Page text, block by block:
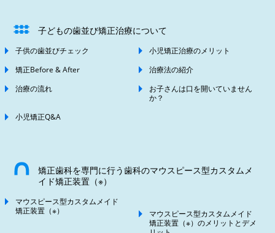
子どもの歯並び矯正治療について
子供の歯並びチェック
小児矯正治療のメリット
矯正Before & After
治療法の紹介
治療の流れ
お子さんは口を開いていません
か？
小児矯正Q&A
矯正歯科を専門に行う歯科のマウスピース型カスタムメ
イド矯正装置（※）
マウスピース型カスタムメイド
矯正装置（※）
マウスピース型カスタムメイド
矯正装置（※）のメリットとデメ